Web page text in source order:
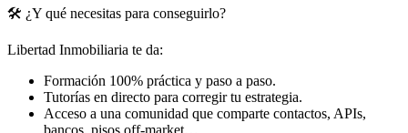
🛠 ¿Y qué necesitas para conseguirlo?
Libertad Inmobiliaria te da:
Formación 100% práctica y paso a paso.
Tutorías en directo para corregir tu estrategia.
Acceso a una comunidad que comparte contactos, APIs,
bancos, pisos off-market…